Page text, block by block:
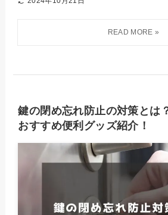
鍵の閉め忘れ防止の対策とは
おすすめ便利グッズ紹介！